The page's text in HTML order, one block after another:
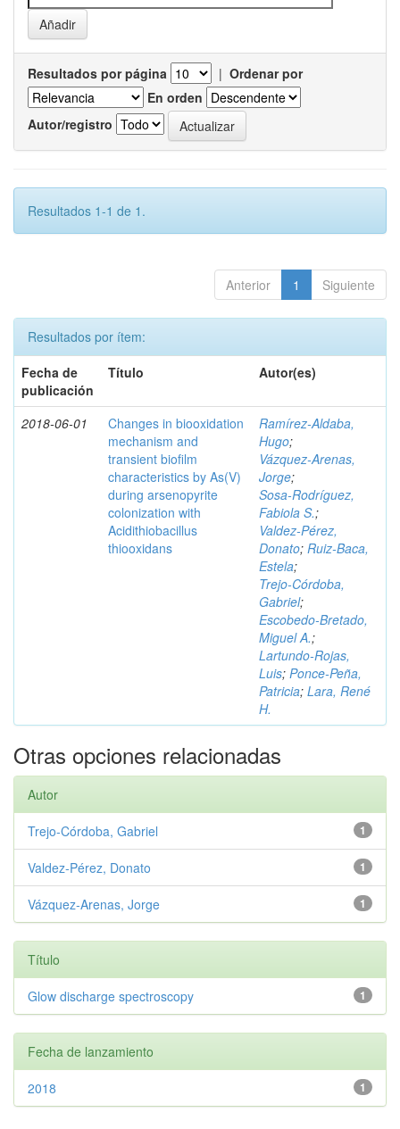
Resultados por página | Ordenar por
En orden
Autor/registro
Resultados 1-1 de 1.
Anterior 1 Siguiente
Resultados por ítem:
Fecha de
publicación
Título Autor(es)
2018-06-01
Changes in biooxidation
mechanism and
transient biofilm
characteristics by As(V)
during arsenopyrite
colonization with
Acidithiobacillus
thiooxidans
Ramírez‑Aldaba,
Hugo;
Vázquez‑Arenas,
Jorge;
Sosa‑Rodríguez,
Fabiola S.;
Valdez‑Pérez,
Donato; Ruiz‑Baca,
Estela;
Trejo‑Córdoba,
Gabriel;
Escobedo‑Bretado,
Miguel A.;
Lartundo‑Rojas,
Luis; Ponce‑Peña,
Patricia; Lara, René
H.
Otras opciones relacionadas
Autor
1
Trejo‑Córdoba, Gabriel
1
Valdez‑Pérez, Donato
1
Vázquez‑Arenas, Jorge
Título
1
Glow discharge spectroscopy
Fecha de lanzamiento
1
2018